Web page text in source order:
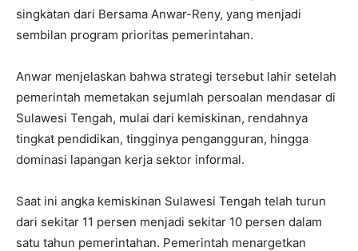
singkatan dari Bersama Anwar-Reny, yang menjadi
sembilan program prioritas pemerintahan.
Anwar menjelaskan bahwa strategi tersebut lahir setelah
pemerintah memetakan sejumlah persoalan mendasar di
Sulawesi Tengah, mulai dari kemiskinan, rendahnya
tingkat pendidikan, tingginya pengangguran, hingga
dominasi lapangan kerja sektor informal.
Saat ini angka kemiskinan Sulawesi Tengah telah turun
dari sekitar 11 persen menjadi sekitar 10 persen dalam
satu tahun pemerintahan. Pemerintah menargetkan